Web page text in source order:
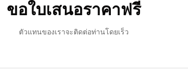
ขอใบเสนอราคาฟรี
ตัวแทนของเราจะติดต่อท่านโดยเร็ว